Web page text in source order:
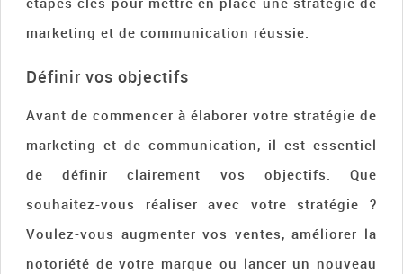
marketing et de communication réussie.
Définir vos objectifs
Avant de commencer à élaborer votre stratégie de
marketing et de communication, il est essentiel
de définir clairement vos objectifs. Que
souhaitez-vous réaliser avec votre stratégie ?
Voulez-vous augmenter vos ventes, améliorer la
notoriété de votre marque ou lancer un nouveau